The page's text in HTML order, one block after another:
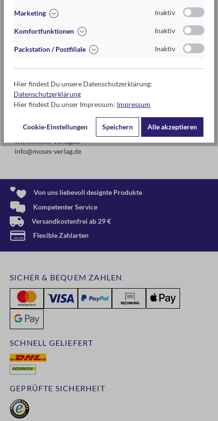
aus Papier
Kontaktdaten des Herstellers
moses. Verlag GmbH
www.moses-verlag.de
info@moses-verlag.de
Von uns liebevoll designte Produkte
Kompetenter Service
Versandkostenfrei ab 29 €
Flexible Zahlarten
GEPRÜFTE SICHERHEIT
SCHNELL GELIEFERT
SICHER & BEQUEM ZAHLEN
Marketing Inaktiv
Komfortfunktionen Inaktiv
Packstation / Postfiliale Inaktiv
Hier findest Du unsere Datenschutzerklärung:
Datenschutzerklärung
Hier findest Du unser Impressum: Impressum
Cookie-Einstellungen Speichern Alle akzeptieren